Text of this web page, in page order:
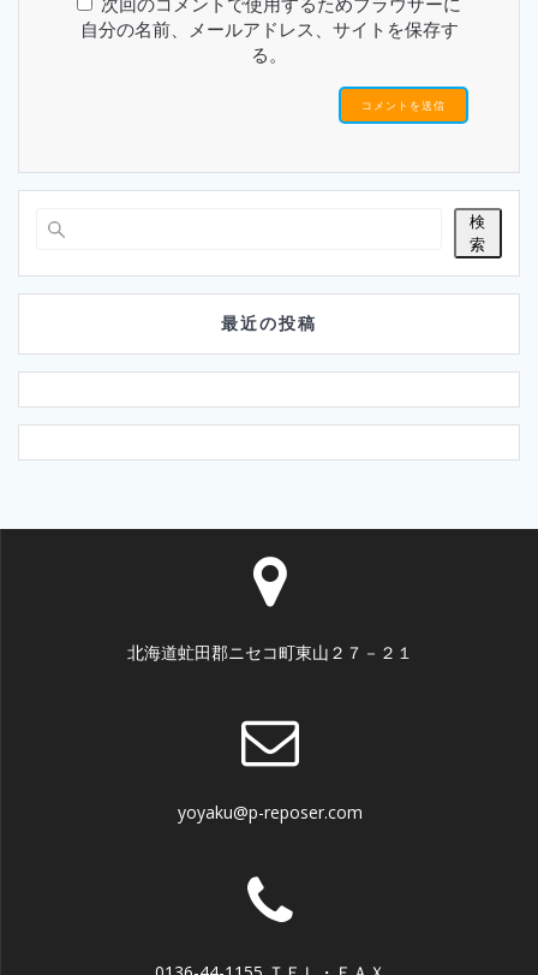
自分の名前、メールアドレス、サイトを保存す
る。
検
索
最近の投稿
北海道虻田郡ニセコ町東山２７－２１
yoyaku@p-reposer.com